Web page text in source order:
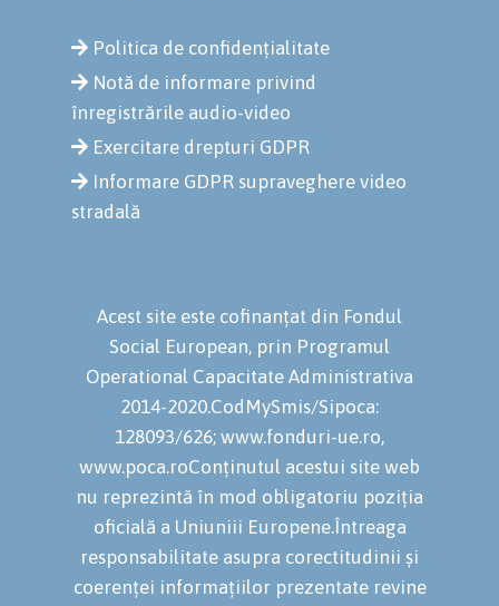
Politica de confidențialitate
Notă de informare privind
înregistrările audio-video
Exercitare drepturi GDPR
Informare GDPR supraveghere video
stradală
Acest site este cofinanțat din Fondul
Social European, prin Programul
Operational Capacitate Administrativa
2014-2020.CodMySmis/Sipoca:
128093/626; www.fonduri-ue.ro,
www.poca.roConținutul acestui site web
nu reprezintă în mod obligatoriu poziția
oficială a Uniuniii Europene.Întreaga
responsabilitate asupra corectitudinii și
coerenței informațiilor prezentate revine